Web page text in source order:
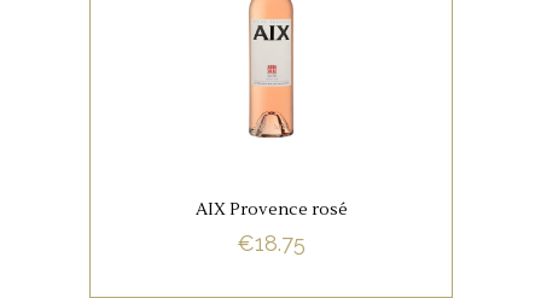
Echte wijnliefhebbers zijn
indrukwekkende smaak van AIX
lekkerste roséwijnen verkozen.
BUY NOW
AIX Provence rosé
€18.75